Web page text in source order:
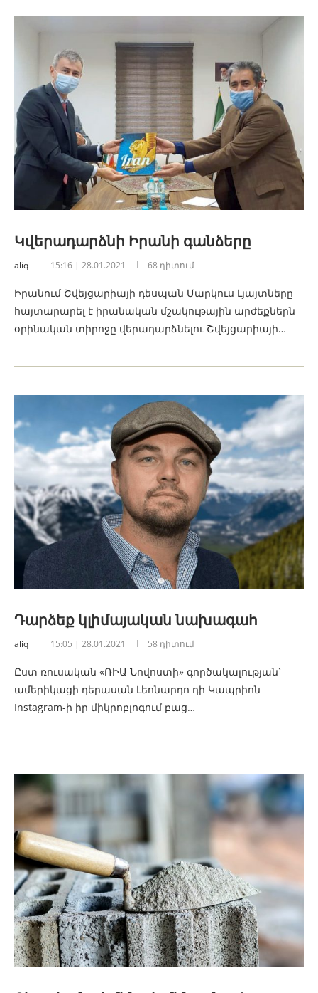
Կվերադարձնի Իրանի գանձերը
aliq 15:16 | 28.01.2021 68 դիտում
Իրանում Շվեյցարիայի դեսպան Մարկուս Լյայտները
հայտարարել է իրանական մշակութային արժեքներն
օրինական տիրոջը վերադարձնելու Շվեյցարիայի…
Դարձեք կլիմայական նախագահ
aliq 15:05 | 28.01.2021 58 դիտում
Ըստ ռուսական «ՌԻԱ Նովոստի» գործակալության՝
ամերիկացի դերասան Լեոնարդո դի Կապրիոն
Instagram-ի իր միկրոբլոգում բաց…